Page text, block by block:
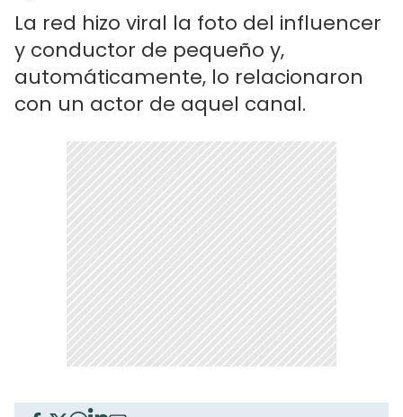
La red hizo viral la foto del influencer
y conductor de pequeño y,
automáticamente, lo relacionaron
con un actor de aquel canal.